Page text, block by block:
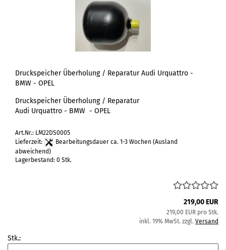
Druckspeicher Überholung / Reparatur Audi Urquattro -
BMW - OPEL
Druckspeicher Überholung / Reparatur
Audi Urquattro - BMW - OPEL
Art.Nr.: LM22DS0005
Lieferzeit:
Bearbeitungsdauer ca. 1-3 Wochen (Ausland
abweichend)
Lagerbestand: 0 Stk.
219,00 EUR
219,00 EUR pro Stk.
inkl. 19% MwSt. zzgl. Versand
Stk.: